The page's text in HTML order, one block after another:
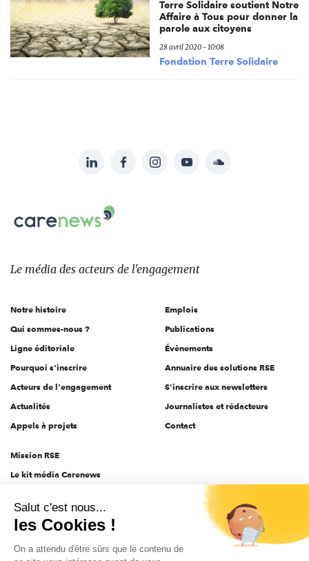
Terre Solidaire soutient Notre
Affaire à Tous pour donner la
parole aux citoyens
28 avril 2020 - 10:08
Fondation Terre Solidaire
sur:
LinkedInFacebookInstagramYouTubeSoundcloud
Carenews,
Le
des
l'engagement
Le média des acteurs de l'engagement
Notre histoire
Qui sommes-nous ?
Ligne éditoriale
Pourquoi s'inscrire
Acteurs de l'engagement
Actualités
Appels à projets
Emplois
Publications
Évènements
Annuaire des solutions RSE
S'inscrire aux newsletters
Journalistes et rédacteurs
Contact
Mission RSE
Le kit média Carenews
AEF info
Novethic
PRODURABLE
Salut c'est nous...
les Cookies !
On a attendu d'être sûrs que le contenu de